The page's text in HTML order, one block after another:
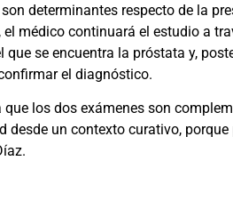
determinantes respecto de la
médico continuará el estudio a
se encuentra la próstata y,
el diagnóstico.
los dos exámenes son
un contexto curativo,